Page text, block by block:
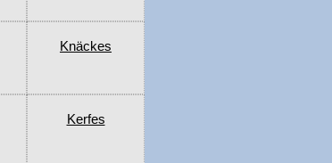
Knäckes
Kerfes